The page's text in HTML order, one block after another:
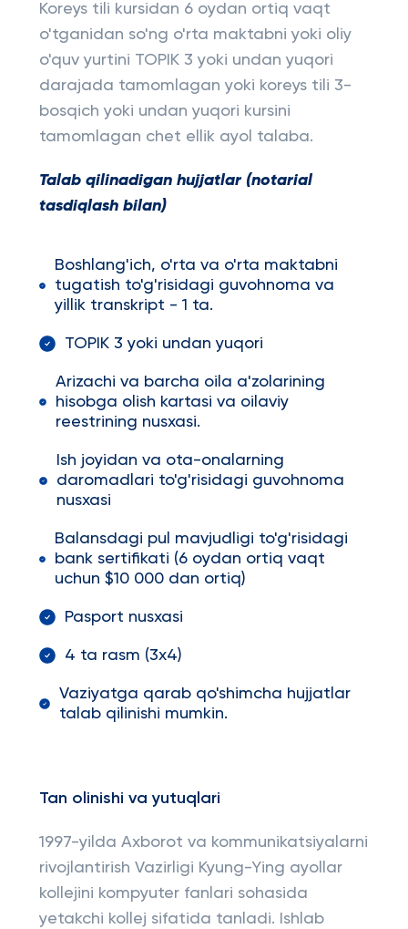
Koreys tili kursidan 6 oydan ortiq vaqt
o'tganidan so'ng o'rta maktabni yoki oliy
o'quv yurtini TOPIK 3 yoki undan yuqori
darajada tamomlagan yoki koreys tili 3-
bosqich yoki undan yuqori kursini
tamomlagan chet ellik ayol talaba.
Talab qilinadigan hujjatlar (notarial
tasdiqlash bilan)
Boshlang'ich, o'rta va o'rta maktabni
tugatish to'g'risidagi guvohnoma va
yillik transkript - 1 ta.
TOPIK 3 yoki undan yuqori
Arizachi va barcha oila a'zolarining
hisobga olish kartasi va oilaviy
reestrining nusxasi.
Ish joyidan va ota-onalarning
daromadlari to'g'risidagi guvohnoma
nusxasi
Balansdagi pul mavjudligi to'g'risidagi
bank sertifikati (6 oydan ortiq vaqt
uchun $10 000 dan ortiq)
Pasport nusxasi
4 ta rasm (3x4)
Vaziyatga qarab qo'shimcha hujjatlar
talab qilinishi mumkin.
Tan olinishi va yutuqlari
1997-yilda Axborot va kommunikatsiyalarni
rivojlantirish Vazirligi Kyung-Ying ayollar
kollejini kompyuter fanlari sohasida
yetakchi kollej sifatida tanladi. Ishlab